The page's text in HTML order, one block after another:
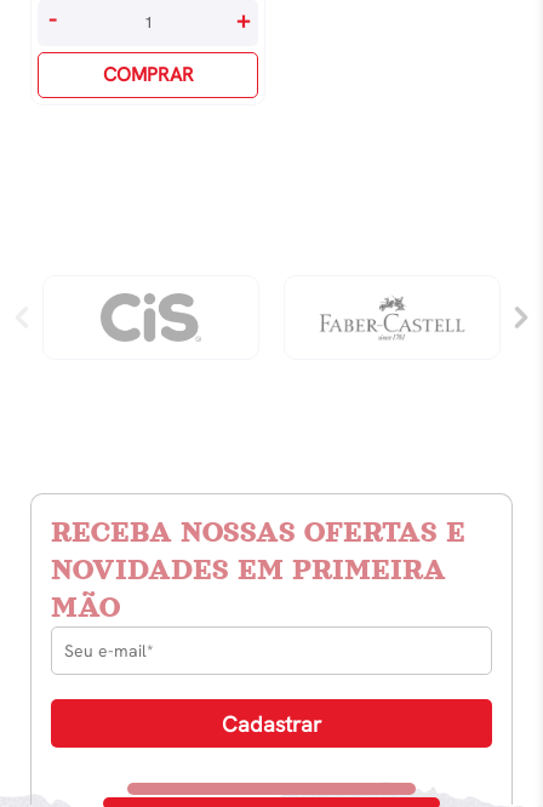
Ajay
Reportagem
- +
COMPRAR
RECEBA NOSSAS OFERTAS E
NOVIDADES EM PRIMEIRA
MÃO